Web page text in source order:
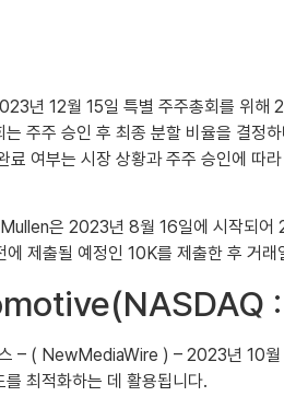
년 12월 15일 특별 주주총회를 위해
주주 승인 후 최종 분할 비율을 결정
료 여부는 시장 상황과 주주 승인에 따
은 2023년 8월 16일에 시작되어
제출될 예정인 10K를 제출한 후 거
:
스 – ( NewMediaWire ) – 2023년 10
최적화하는 데 활용됩니다.